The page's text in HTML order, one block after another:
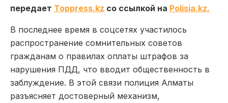
передает Toppress.kz со ссылкой на Polisia.kz.
В последнее время в соцсетях участилось
распространение сомнительных советов
гражданам о правилах оплаты штрафов за
нарушения ПДД, что вводит общественность в
заблуждение. В этой связи полиция Алматы
разъясняет достоверный механизм,